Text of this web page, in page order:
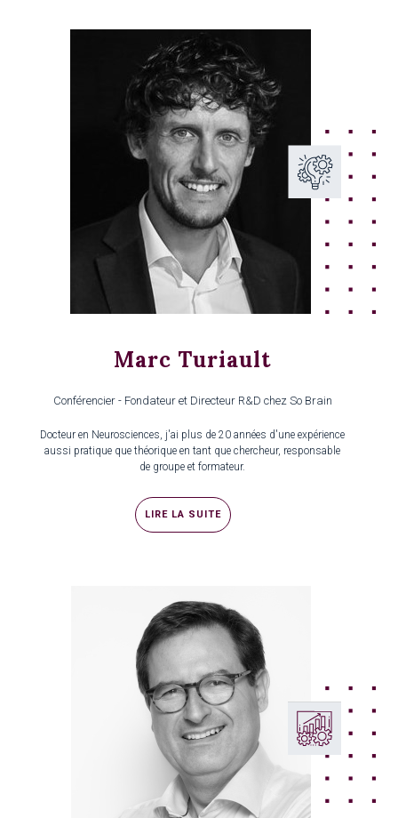
Marc Turiault
Conférencier - Fondateur et Directeur R&D chez So Brain
Docteur en Neurosciences, j'ai plus de 20 années d'une expérience
aussi pratique que théorique en tant que chercheur, responsable
de groupe et formateur.
LIRE LA SUITE